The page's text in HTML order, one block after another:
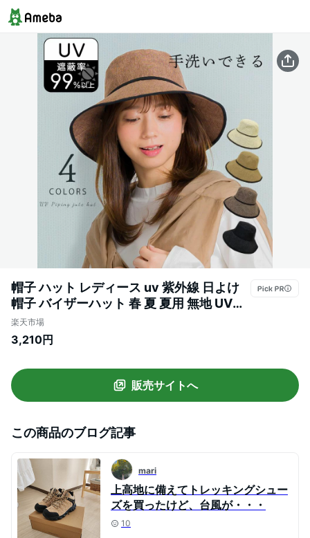
帽子 ハット レディース uv 紫外線 日よけ
帽子 バイザーハット 春 夏 夏用 無地 UVカ
ット 日よけ 母の日 おすすめ 大きめ プレゼ
ント 日焼け防止 バケット 通気 調整可能 メ
外線防止グッズ UV対策 シンプル
楽天市場
3,210円
販売サイトへ
この商品のブログ記事
mari
上高地に備えてトレッキングシュー
ズを買ったけど、台風が・・・
10